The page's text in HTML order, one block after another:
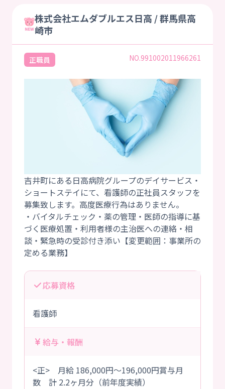
株式会社エムダブルエス日高 / 群馬県高
崎市
正職員 NO.991002011966261
吉井町にある日高病院グループのデイサービス・
ショートステイにて、看護師の正社員スタッフを
募集致します。高度医療行為はありません。
・バイタルチェック・薬の管理・医師の指導に基
づく医療処置・利用者様の主治医への連絡・相
談・緊急時の受診付き添い【変更範囲：事業所の
応募資格
看護師
給与・報酬
<正> 月給 186,000円～196,000円賞与月
数 計 2.2ヶ月分（前年度実績）